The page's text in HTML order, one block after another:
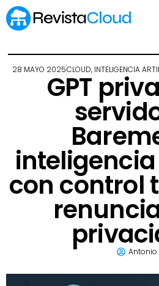
28 MAYO 2025CLOUD, INTELIGENCIA
GPT
con control
Antonio